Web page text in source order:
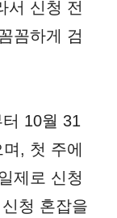
서 신청 전
꼼하게 검
10월 31
, 첫 주에
제로 신청
청 혼잡을